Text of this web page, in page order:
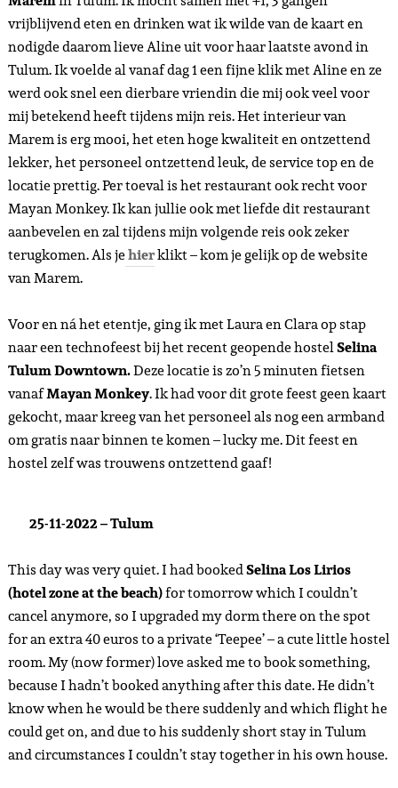
vrijblijvend eten en drinken wat ik wilde van de kaart en
nodigde daarom lieve Aline uit voor haar laatste avond in
Tulum. Ik voelde al vanaf dag 1 een fijne klik met Aline en ze
werd ook snel een dierbare vriendin die mij ook veel voor
mij betekend heeft tijdens mijn reis. Het interieur van
Marem is erg mooi, het eten hoge kwaliteit en ontzettend
lekker, het personeel ontzettend leuk, de service top en de
locatie prettig. Per toeval is het restaurant ook recht voor
Mayan Monkey. Ik kan jullie ook met liefde dit restaurant
aanbevelen en zal tijdens mijn volgende reis ook zeker
terugkomen. Als jehierklikt – kom je gelijk op de website
van Marem.
Voor en ná het etentje, ging ik met Laura en Clara op stap
naar een technofeest bij het recent geopende hostelSelina
Tulum Downtown.Deze locatie is zo’n 5 minuten fietsen
vanafMayan Monkey. Ik had voor dit grote feest geen kaart
gekocht, maar kreeg van het personeel als nog een armband
om gratis naar binnen te komen – lucky me. Dit feest en
hostel zelf was trouwens ontzettend gaaf!
25-11-2022 – Tulum
This day was very quiet. I had bookedSelina Los Lirios
(hotel zone at the beach)for tomorrow which I couldn’t
cancel anymore, so I upgraded my dorm there on the spot
for an extra 40 euros to a private ‘Teepee’ – a cute little hostel
room. My (now former) love asked me to book something,
because I hadn’t booked anything after this date. He didn’t
know when he would be there suddenly and which flight he
could get on, and due to his suddenly short stay in Tulum
and circumstances I couldn’t stay together in his own house.